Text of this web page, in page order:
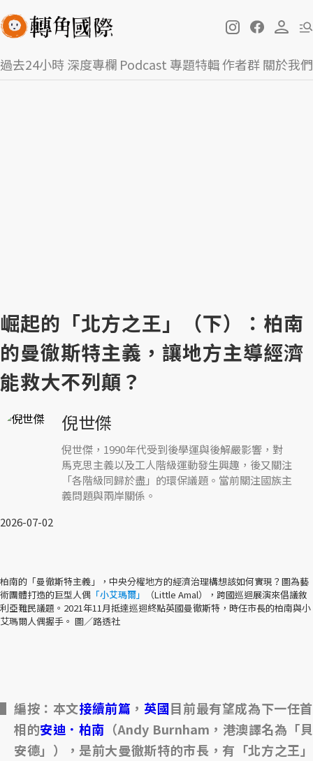
過去24小時深度專欄 Podcast 專題特輯作者群關於我們
崛起的「北方之王」（下）：柏南
的曼徹斯特主義，讓地方主導經濟
能救大不列顛？
倪世傑
倪世傑，1990年代受到後學運與後解嚴影響，對
馬克思主義以及工人階級運動發生興趣，後又關注
「各階級同歸於盡」的環保議題。當前關注國族主
義問題與兩岸關係。
2026-07-02
柏南的「曼徹斯特主義」，中央分權地方的經濟治理構想該如何實現？圖為藝
術團體打造的巨型人偶 「小艾瑪爾」
（Little Amal），跨國巡迴展演來倡議敘
利亞難民議題。2021年11月抵達巡迴終點英國曼徹斯特，時任市長的柏南與小
艾瑪爾人偶握手。 圖／路透社
編按：本文接續前篇 ， 英國目前最有望成為下一任首
相的安迪． 柏南 （Andy Burnham，港澳譯名為「貝
安德」），是前大曼徹斯特的市長，有「北方之王」